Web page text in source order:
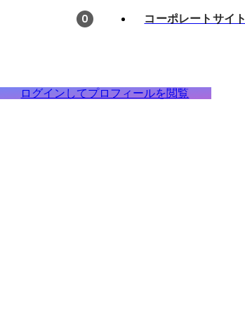
0 コーポレートサイト
ログインしてプロフィールを閲覧